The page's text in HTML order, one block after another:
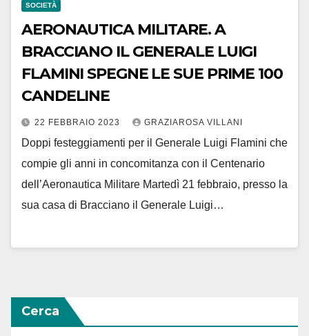
SOCIETÀ
AERONAUTICA MILITARE. A
BRACCIANO IL GENERALE LUIGI
FLAMINI SPEGNE LE SUE PRIME 100
CANDELINE
22 FEBBRAIO 2023 GRAZIAROSA VILLANI
Doppi festeggiamenti per il Generale Luigi Flamini che
compie gli anni in concomitanza con il Centenario
dell’Aeronautica Militare Martedì 21 febbraio, presso la
sua casa di Bracciano il Generale Luigi…
Cerca